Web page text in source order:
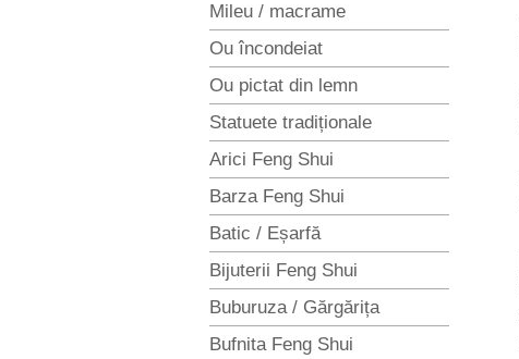
Mileu / macrame
Ou încondeiat
Ou pictat din lemn
Statuete tradiționale
Arici Feng Shui
Barza Feng Shui
Batic / Eșarfă
Bijuterii Feng Shui
Buburuza / Gărgărița
Bufnita Feng Shui